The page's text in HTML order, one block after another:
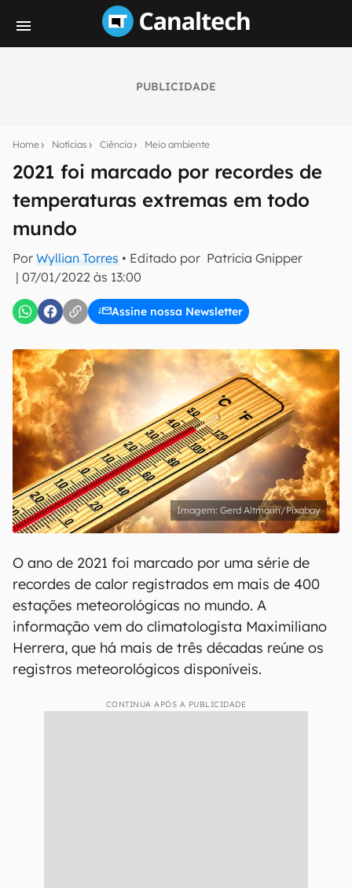
PUBLICIDADE
Home Notícias Ciência Meio ambiente
2021 foi marcado por recordes de
temperaturas extremas em todo
mundo
Por Wyllian Torres • Editado por Patricia Gnipper
| 07/01/2022 às 13:00
Assine nossa Newsletter
notícias e reviews sobre tecnologia em primeira
mão.
E-mail
inscreva-se
Confirmo que li, aceito e concordo com os Termos de
Uso e Política de Privacidade do Canaltech.
Gerd Altmann/Pixabay
O ano de 2021 foi marcado por uma série de
recordes de calor registrados em mais de 400
estações meteorológicas no mundo. A
informação vem do climatologista Maximiliano
Herrera, que há mais de três décadas reúne os
registros meteorológicos disponíveis.
CONTINUA APÓS A PUBLICIDADE